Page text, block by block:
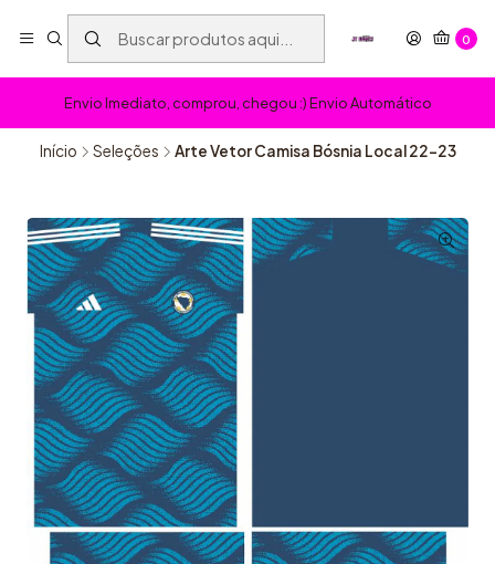
0
Envio Imediato, comprou, chegou :) Envio Automático
Início Seleções Arte Vetor Camisa Bósnia Local 22-23